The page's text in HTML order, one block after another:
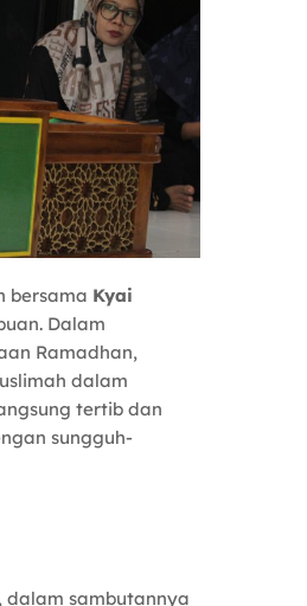
bersama Kyai
Dalam
Ramadhan,
dalam
tertib dan
sungguh-
dalam sambutannya